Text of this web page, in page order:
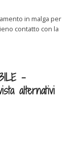
in malga per
contatto con la
–
alternativi